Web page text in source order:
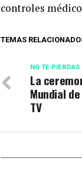
controles
TEMAS
NO TE PIERDAS
La
Mundial
TV